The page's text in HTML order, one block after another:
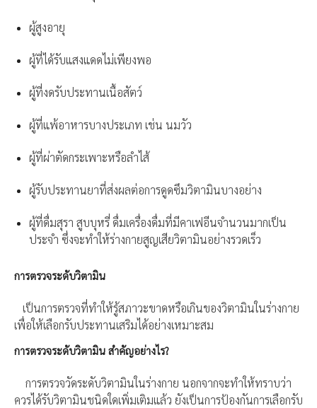
ผู้สูงอายุ
ผู้ที่ได้รับแสงแดดไม่เพียงพอ
ผู้ที่งดรับประทานเนื้อสัตว์
ผู้ที่แพ้อาหารบางประเภท เช่น นมวัว
ผู้ที่ผ่าตัดกระเพาะหรือลำไส้
ผู้รับประทานยาที่ส่งผลต่อการดูดซึมวิตามินบางอย่าง
ผู้ที่ดื่มสุรา สูบบุหรี่ ดื่มเครื่องดื่มที่มีคาเฟอีนจำนวนมากเป็น
ประจำ ซึ่งจะทำให้ร่างกายสูญเสียวิตามินอย่างรวดเร็ว
การตรวจระดับวิตามิน
เป็นการตรวจที่ทำให้รู้สภาวะขาดหรือเกินของวิตามินในร่างกาย
เพื่อให้เลือกรับประทานเสริมได้อย่างเหมาะสม
การตรวจระดับวิตามิน สำคัญอย่างไร?
การตรวจวัดระดับวิตามินในร่างกาย นอกจากจะทำให้ทราบว่า
ควรได้รับวิตามินชนิดใดเพิ่มเติมแล้ว ยังเป็นการป้องกันการเลือกรับ